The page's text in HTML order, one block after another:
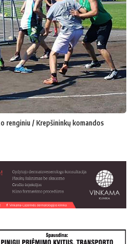
renginiu / Krepšininkų komandos